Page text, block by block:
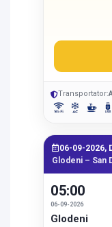
Transportator:
06-09-2026,
Glodeni – San
05:00
06-09-2026
Glodeni